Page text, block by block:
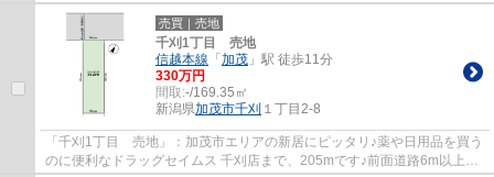
定の病院や老人福祉センターなどの医療福祉...
売買｜売地
千刈1丁目 売地
信越本線 「 加茂 」駅 徒歩11分
330万円
間取:-/169.35㎡
新潟県加茂市千刈 １丁目2-8
「千刈1丁目 売地」：加茂市エリアの新居にピッタリ♪薬や日用品を買う
のに便利なドラッグセイムス 千刈店まで、205mです♪前面道路6m以上は